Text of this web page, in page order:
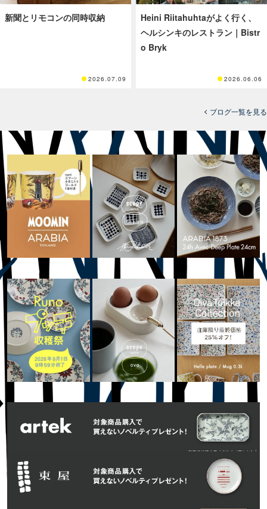
新聞とリモコンの同時収納
2026.07.09
Heini Riitahuhtaがよく行く、
ヘルシンキのレストラン｜Bistr
o Bryk
2026.06.06
ブログ一覧を見る